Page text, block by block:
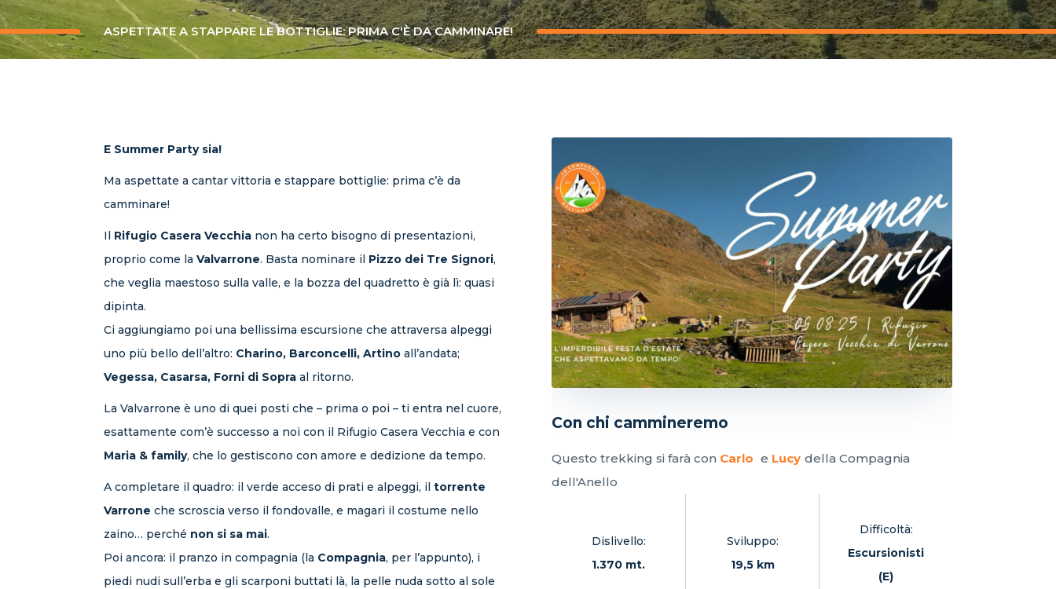
ASPETTATE A STAPPARE LE BOTTIGLIE: PRIMA C'È DA CAMMINARE!
E Summer Party sia!
Ma aspettate a cantar vittoria e stappare bottiglie: prima c’è da
camminare!
Il Rifugio Casera Vecchia non ha certo bisogno di presentazioni,
proprio come la Valvarrone. Basta nominare il Pizzo dei Tre Signori,
che veglia maestoso sulla valle, e la bozza del quadretto è già lì: quasi
dipinta.
Ci aggiungiamo poi una bellissima escursione che attraversa alpeggi
uno più bello dell’altro: Charino, Barconcelli, Artino all’andata;
Vegessa, Casarsa, Forni di Sopra al ritorno.
La Valvarrone è uno di quei posti che – prima o poi – ti entra nel cuore,
esattamente com’è successo a noi con il Rifugio Casera Vecchia e con
Maria & family, che lo gestiscono con amore e dedizione da tempo.
A completare il quadro: il verde acceso di prati e alpeggi, il torrente
Varrone che scroscia verso il fondovalle, e magari il costume nello
zaino… perché non si sa mai.
Poi ancora: il pranzo in compagnia (la Compagnia, per l’appunto), i
piedi nudi sull’erba e gli scarponi buttati là, la pelle nuda sotto al sole
Con chi cammineremo
Questo trekking si farà con Carlo e Lucy della Compagnia
dell'Anello
Dislivello:
1.370 mt.
Sviluppo:
19,5 km
Difficoltà:
Escursionisti
(E)